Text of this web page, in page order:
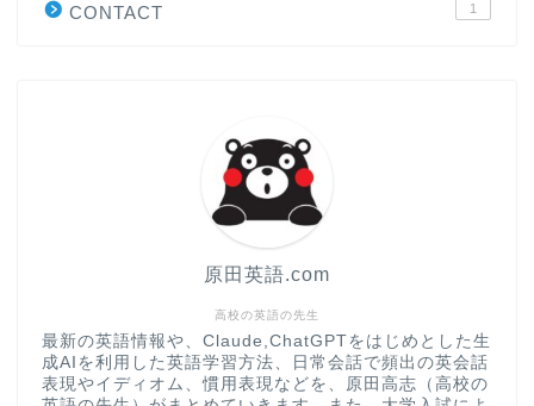
CONTACT 1
高校の英語の先生
原田英語.com
最新の英語情報や、Claude,ChatGPTをはじめとした生
成AIを利用した英語学習方法、日常会話で頻出の英会話
表現やイディオム、慣用表現などを、原田高志（高校の
大学入試英語対策講座
英語名言・格言・カッコい
い英語＆素敵な英文フレー
CONTACT